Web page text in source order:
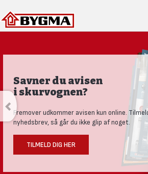
Savner du avisen
i skurvognen?
Fremover udkommer avisen kun online.
nyhedsbrev, så går du ikke glip af noget.
TILMELD DIG HER